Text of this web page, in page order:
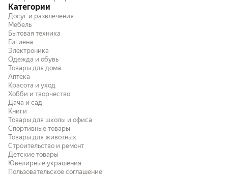
Категории
Досуг и развлечения
Мебель
Бытовая техника
Гигиена
Электроника
Одежда и обувь
Товары для дома
Аптека
Красота и уход
Хобби и творчество
Дача и сад
Книги
Товары для школы и офиса
Спортивные товары
Товары для животных
Строительство и ремонт
Детские товары
Ювелирные украшения
Пользовательское соглашение